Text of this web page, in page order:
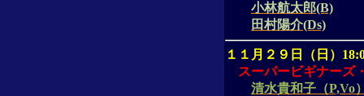
小林航太郎(B)
田村陽介(Ds)
１１月２９日（日）
スーパービギナーズ
清水貴和子（P,Vo